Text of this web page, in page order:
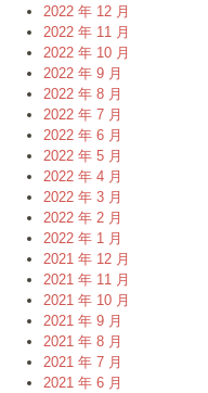
2022 年 12 月
2022 年 11 月
2022 年 10 月
2022 年 9 月
2022 年 8 月
2022 年 7 月
2022 年 6 月
2022 年 5 月
2022 年 4 月
2022 年 3 月
2022 年 2 月
2022 年 1 月
2021 年 12 月
2021 年 11 月
2021 年 10 月
2021 年 9 月
2021 年 8 月
2021 年 7 月
2021 年 6 月